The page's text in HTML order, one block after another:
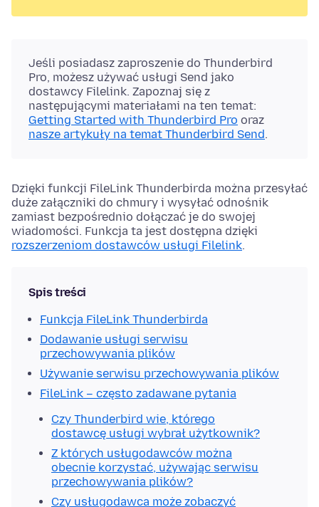
Jeśli posiadasz zaproszenie do Thunderbird
Pro, możesz używać usługi Send jako
dostawcy Filelink. Zapoznaj się z
następującymi materiałami na ten temat:
Getting Started with Thunderbird Pro oraz
nasze artykuły na temat Thunderbird Send.
Dzięki funkcji FileLink Thunderbirda można przesyłać
duże załączniki do chmury i wysyłać odnośnik
zamiast bezpośrednio dołączać je do swojej
wiadomości. Funkcja ta jest dostępna dzięki
rozszerzeniom dostawców usługi Filelink.
Spis treści
Funkcja FileLink Thunderbirda
Dodawanie usługi serwisu
przechowywania plików
Używanie serwisu przechowywania plików
FileLink – często zadawane pytania
Czy Thunderbird wie, którego
dostawcę usługi wybrał użytkownik?
Z których usługodawców można
obecnie korzystać, używając serwisu
przechowywania plików?
Czy usługodawca może zobaczyć